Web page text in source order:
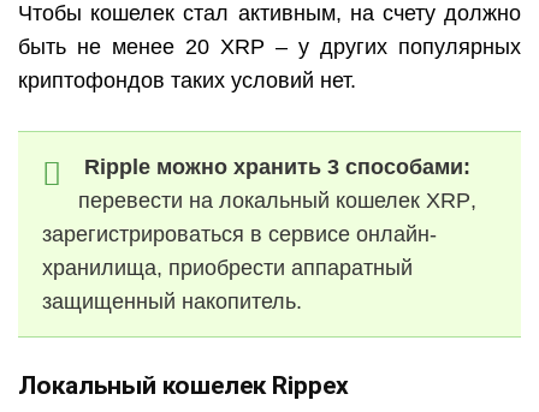
Чтобы кошелек стал активным, на счету должно
быть не менее 20 XRP – у других популярных
криптофондов таких условий нет.
Ripple можно хранить 3 способами:
перевести на локальный кошелек XRP,
зарегистрироваться в сервисе онлайн-
хранилища, приобрести аппаратный
защищенный накопитель.
Локальный кошелек Rippex